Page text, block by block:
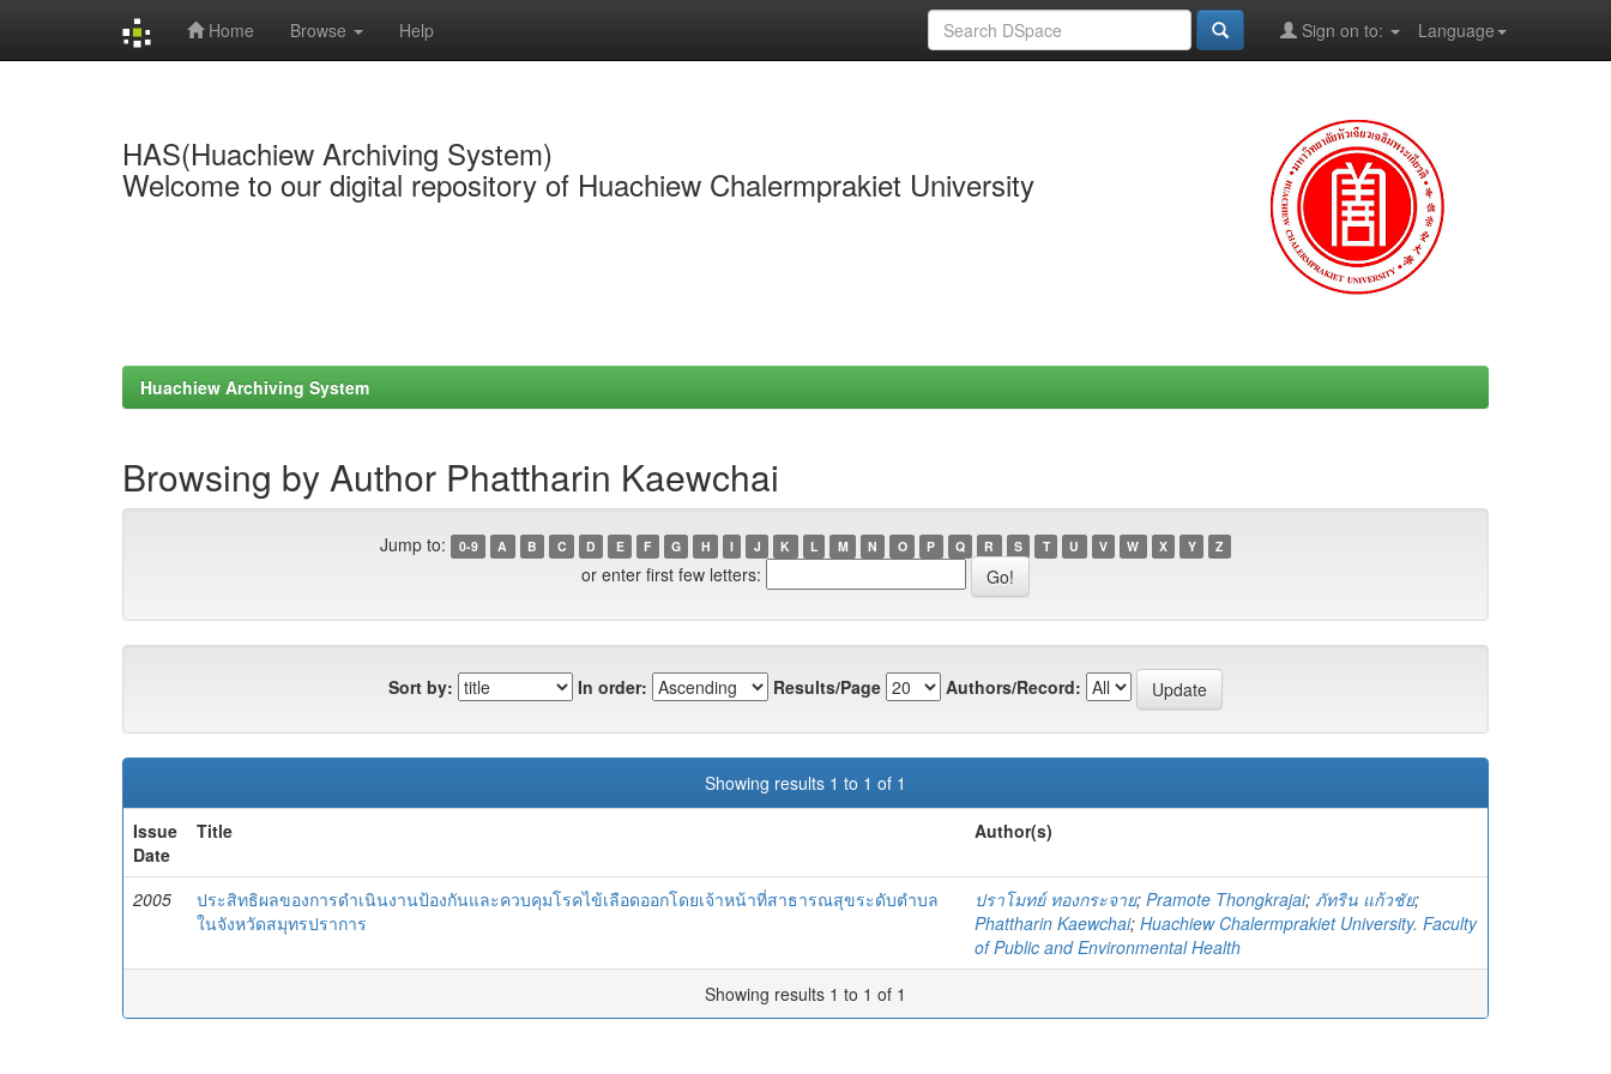
Home Browse Help Language
Sign on to:
HAS(Huachiew Archiving System)
Welcome to our digital repository of Huachiew Chalermprakiet University
Huachiew Archiving System
Browsing by Author Phattharin Kaewchai
Jump to: 0-9 A B C D E F G H I J K L M N O P Q R S T U V W X Y Z
or enter first few letters:
Sort by: In order: Results/Page Authors/Record:
Showing results 1 to 1 of 1
Issue
Date
Title Author(s)
2005
ประสิทธิผลของการดำเนินงานป้องกันและควบคุมโรคไข้เลือดออกโดยเจ้าหน้าที่สาธารณสุขระดับตำบล
ในจังหวัดสมุทรปราการ
ปราโมทย์ ทองกระจาย; Pramote Thongkrajai; ภัทริน แก้วชัย;
Phattharin Kaewchai; Huachiew Chalermprakiet University. Faculty
of Public and Environmental Health
Showing results 1 to 1 of 1